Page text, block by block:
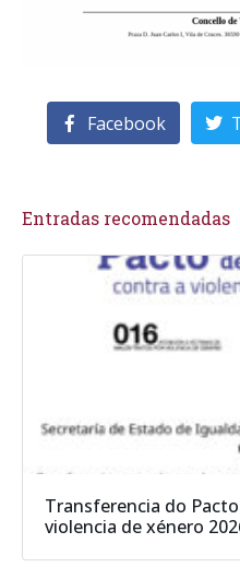
Facebook
Entradas recomendadas
Transferencia do
violencia de xénero